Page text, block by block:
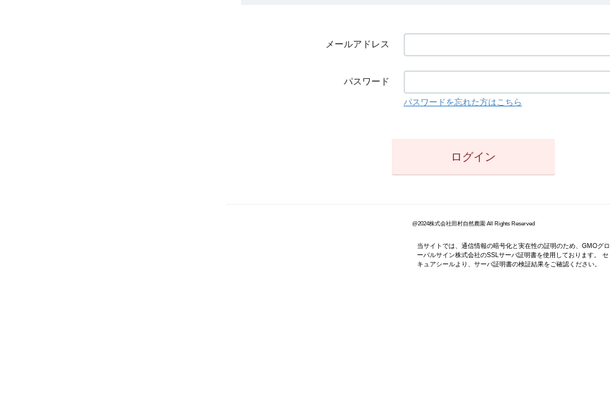
メールアドレス
パスワード
パスワードを忘れた方はこちら
@2024株式会社田村自然農園 All Rights Reserved
当サイトでは、通信情報の暗号化と実在性の証明のため、GMOグロ
ーバルサイン株式会社のSSLサーバ証明書を使用しております。 セ
キュアシールより、サーバ証明書の検証結果をご確認ください。